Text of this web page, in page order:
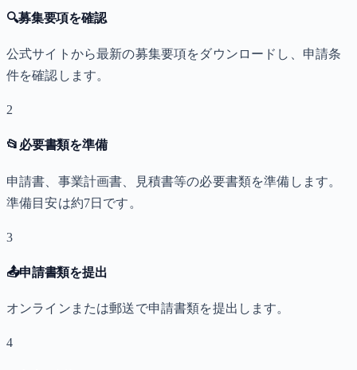
🔍募集要項を確認
公式サイトから最新の募集要項をダウンロードし、申請条
件を確認します。
2
📂 必要書類を準備
申請書、事業計画書、見積書等の必要書類を準備します。
準備目安は約7日です。
3
📤申請書類を提出
オンラインまたは郵送で申請書類を提出します。
4